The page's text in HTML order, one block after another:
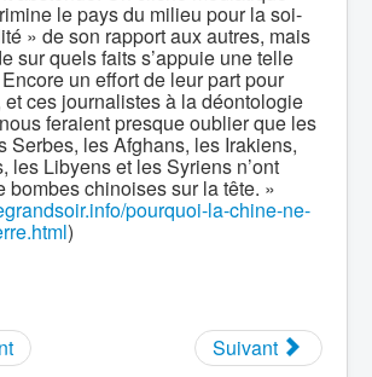
le pays du milieu pour la soi-
» de son rapport aux autres, mais
sur quels faits s’appuie une telle
un effort de leur part pour
et ces journalistes à la déontologie
feraient presque oublier que les
Serbes, les Afghans, les Irakiens,
les Libyens et les Syriens n’ont
bombes chinoises sur la tête. »
pourquoi-la-chine-ne-
)
Suivant